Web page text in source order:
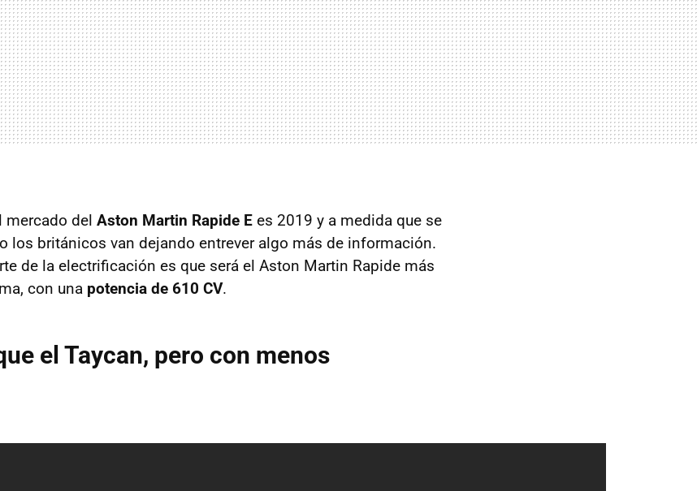
mercado del Aston Martin Rapide E es 2019 y a medida que se
los británicos van dejando entrever algo más de información.
de la electrificación es que será el Aston Martin Rapide más
con una potencia de 610 CV.
el Taycan, pero con menos